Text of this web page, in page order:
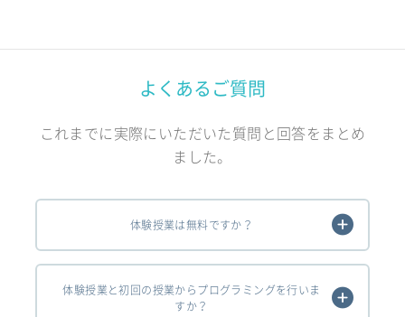
よくあるご質問
これまでに実際にいただいた質問と回答をまとめ
ました。
体験授業は無料ですか？
体験授業と初回の授業からプログラミングを行いま
すか？